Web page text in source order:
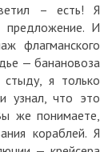
– есть! Я
предложение. И
флагманского
— банановоза
стыду, я только
узнал, что это
же понимаете,
кораблей. Я